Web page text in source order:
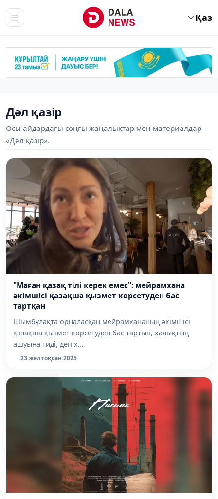
Қаз
Дәл қазір
Осы айдардағы соңғы жаңалықтар мен материалдар
«Дәл қазір».
"Маған қазақ тілі керек емес": мейрамхана
әкімшісі қазақша қызмет көрсетуден бас
тартқан
Шымбұлақта орналасқан мейрамхананың әкімшісі
қазақша қызмет көрсетуден бас тартып, халықтың
ашуына тиді, деп х...
23 желтоқсан 2025